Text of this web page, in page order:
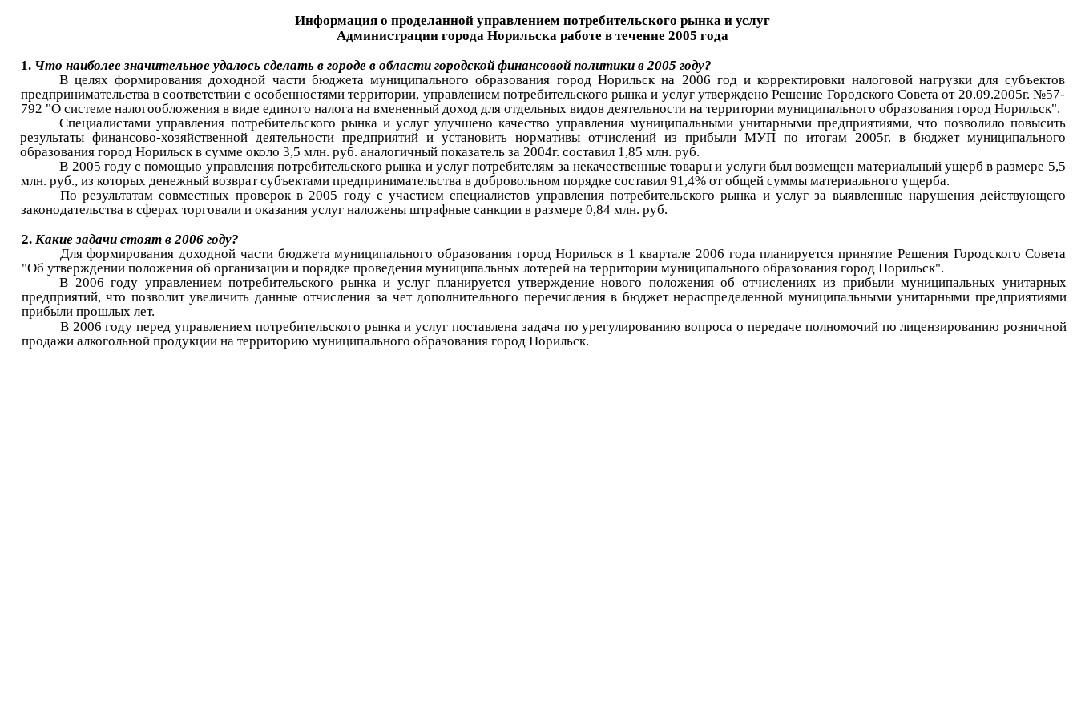
Информация о проделанной управлением потребительского рынка и услуг
Администрации города Норильска работе в течение 2005 года
1. Что наиболее значительное удалось сделать в городе в области городской финансовой политики в 2005 году?
В целях формирования доходной части бюджета муниципального образования город Норильск на 2006 год и корректировки налоговой нагрузки для субъектов
предпринимательства в соответствии с особенностями территории, управлением потребительского рынка и услуг утверждено Решение Городского Совета от 20.09.2005г. №57-
792 "О системе налогообложения в виде единого налога на вмененный доход для отдельных видов деятельности на территории муниципального образования город Норильск".
Специалистами управления потребительского рынка и услуг улучшено качество управления муниципальными унитарными предприятиями, что позволило повысить
результаты финансово-хозяйственной деятельности предприятий и установить нормативы отчислений из прибыли МУП по итогам 2005г. в бюджет муниципального
образования город Норильск в сумме около 3,5 млн. руб. аналогичный показатель за 2004г. составил 1,85 млн. руб.
В 2005 году с помощью управления потребительского рынка и услуг потребителям за некачественные товары и услуги был возмещен материальный ущерб в размере 5,5
млн. руб., из которых денежный возврат субъектами предпринимательства в добровольном порядке составил 91,4% от общей суммы материального ущерба.
По результатам совместных проверок в 2005 году с участием специалистов управления потребительского рынка и услуг за выявленные нарушения действующего
законодательства в сферах торговали и оказания услуг наложены штрафные санкции в размере 0,84 млн. руб.
2. Какие задачи стоят в 2006 году?
Для формирования доходной части бюджета муниципального образования город Норильск в 1 квартале 2006 года планируется принятие Решения Городского Совета
"Об утверждении положения об организации и порядке проведения муниципальных лотерей на территории муниципального образования город Норильск".
В 2006 году управлением потребительского рынка и услуг планируется утверждение нового положения об отчислениях из прибыли муниципальных унитарных
предприятий, что позволит увеличить данные отчисления за чет дополнительного перечисления в бюджет нераспределенной муниципальными унитарными предприятиями
прибыли прошлых лет.
В 2006 году перед управлением потребительского рынка и услуг поставлена задача по урегулированию вопроса о передаче полномочий по лицензированию розничной
продажи алкогольной продукции на территорию муниципального образования город Норильск.